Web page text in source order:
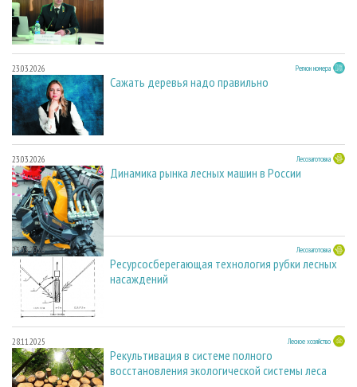
23.03.2026 Регион номера
Сажать деревья надо правильно
23.03.2026 Лесозаготовка
Динамика рынка лесных машин в России
23.03.2026 Лесозаготовка
Ресурсосберегающая технология рубки лесных
насаждений
28.11.2025 Лесное хозяйство
Рекультивация в системе полного
восстановления экологической системы леса